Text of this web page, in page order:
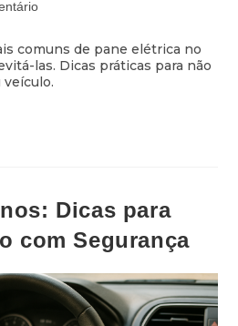
comuns de pane elétrica no
las. Dicas práticas para não
veículo.
Dicas para
com Segurança